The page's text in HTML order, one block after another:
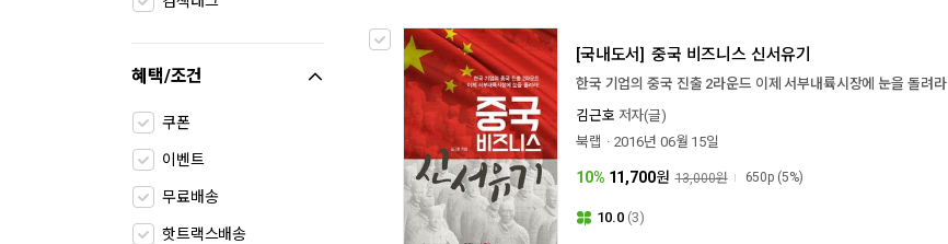
혜택/조건
쿠폰
이벤트
무료배송
핫트랙스배송
[국내도서] 중국 비즈니스 신서유기
한국 기업의 중국 진출 2라운드 이제 서부내륙시장에 눈을 돌려라
김근호 저자(글)
북랩
2016년 06월 15일
10% 11,700원 13,000원 650p (5%)
10.0 (3)